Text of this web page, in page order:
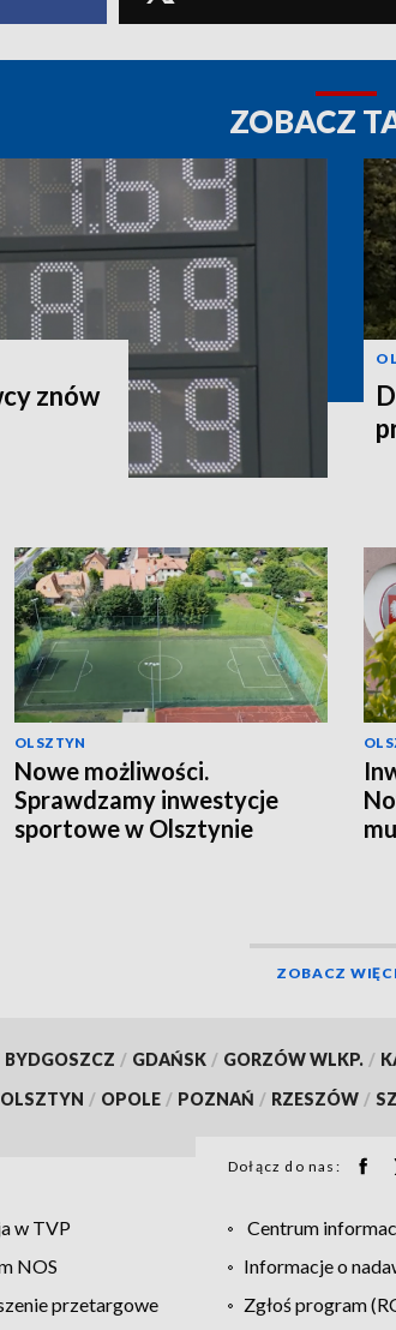
ZOBACZ
znów
OLSZTYN
Nowe możliwości.
Sprawdzamy inwestycje
sportowe w Olsztynie
ZOBACZ
BYDGOSZCZ / GDAŃSK / GORZÓW WLKP. /
OLSZTYN / OPOLE / POZNAŃ / RZESZÓW /
Dołącz do nas:
w TVP Centrum
NOS Informacje o
przetargowe Zgłoś program